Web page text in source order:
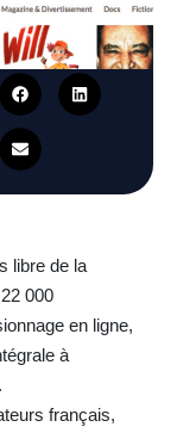
libre de la
000
en ligne,
à
français,